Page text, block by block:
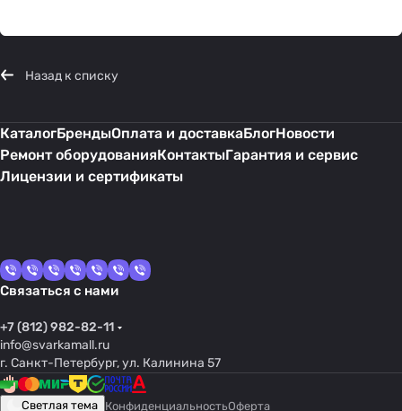
Назад к списку
КаталогБрендыОплата и доставкаБлогНовости
Ремонт оборудованияКонтактыГарантия и сервис
Лицензии и сертификаты
Связаться с нами
+7 (812) 982-82-11
info@svarkamall.ru
г. Санкт-Петербург, ул. Калинина 57
Светлая тема КонфиденциальностьОферта